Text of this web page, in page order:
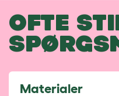
OFTE
Materialer